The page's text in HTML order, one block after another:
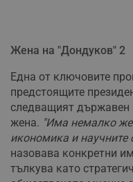
Жена на "Дондуков" 2
Една от ключовите
предстоящите
следващият държавен
жена. "Има немалко
икономика и научните
назовава конкретни
тълкува като